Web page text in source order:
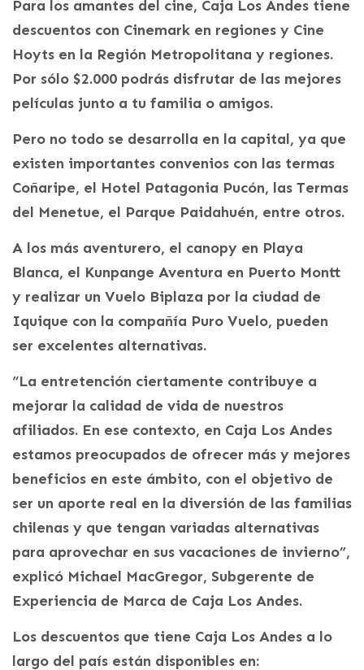
Para los amantes del cine, Caja Los Andes tiene
descuentos con Cinemark en regiones y Cine
Hoyts en la Región Metropolitana y regiones.
Por sólo $2.000 podrás disfrutar de las mejores
películas junto a tu familia o amigos.
Pero no todo se desarrolla en la capital, ya que
existen importantes convenios con las termas
Coñaripe, el Hotel Patagonia Pucón, las Termas
del Menetue, el Parque Paidahuén, entre otros.
A los más aventurero, el canopy en Playa
Blanca, el Kunpange Aventura en Puerto Montt
y realizar un Vuelo Biplaza por la ciudad de
Iquique con la compañía Puro Vuelo, pueden
ser excelentes alternativas.
“La entretención ciertamente contribuye a
mejorar la calidad de vida de nuestros
afiliados. En ese contexto, en Caja Los Andes
estamos preocupados de ofrecer más y mejores
beneficios en este ámbito, con el objetivo de
ser un aporte real en la diversión de las familias
chilenas y que tengan variadas alternativas
para aprovechar en sus vacaciones de invierno”,
explicó Michael MacGregor, Subgerente de
Experiencia de Marca de Caja Los Andes.
Los descuentos que tiene Caja Los Andes a lo
largo del país están disponibles en: